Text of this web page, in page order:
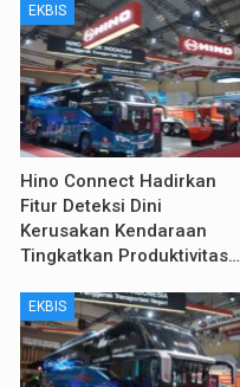
EKBIS
Hino Connect Hadirkan
Fitur Deteksi Dini
Kerusakan Kendaraan
Tingkatkan Produktivitas…
EKBIS